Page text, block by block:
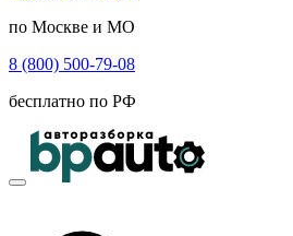
по Москве и МО
8 (800) 500-79-08
бесплатно по РФ